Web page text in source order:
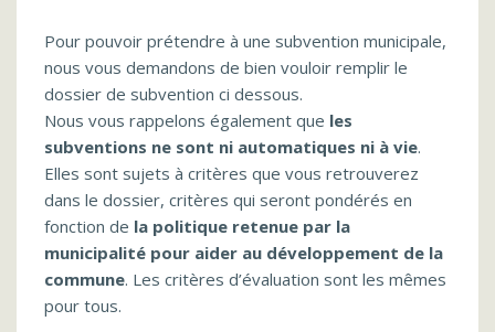
Pour pouvoir prétendre à une subvention municipale,
nous vous demandons de bien vouloir remplir le
dossier de subvention ci dessous.
Nous vous rappelons également que les
subventions ne sont ni automatiques ni à vie.
Elles sont sujets à critères que vous retrouverez
dans le dossier, critères qui seront pondérés en
fonction de la politique retenue par la
municipalité pour aider au développement de la
commune. Les critères d’évaluation sont les mêmes
pour tous.